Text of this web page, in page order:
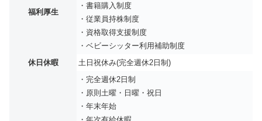
福利厚生
・書籍購入制度
・従業員持株制度
・資格取得支援制度
・ベビーシッター利用補助制度
休日休暇
土日祝休み(完全週休2日制)
・完全週休2日制
・原則土曜・日曜・祝日
・年末年始